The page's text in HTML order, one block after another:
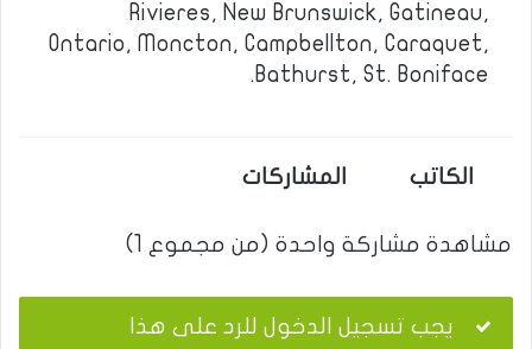
Rivieres, New Brunswick, Gatineau,
Ontario, Moncton, Campbellton, Caraquet,
Bathurst, St. Boniface.
الكاتب المشاركات
مشاهدة مشاركة واحدة (من مجموع 1)
يجب تسجيل الدخول للرد على هذا